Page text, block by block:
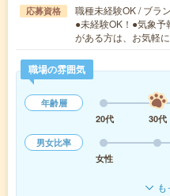
応募資格
職種未経験OK / ブラ
●未経験OK！●気象
がある方は、お気軽
職場の雰囲気
年齢層
20代
30代
男女比率
女性